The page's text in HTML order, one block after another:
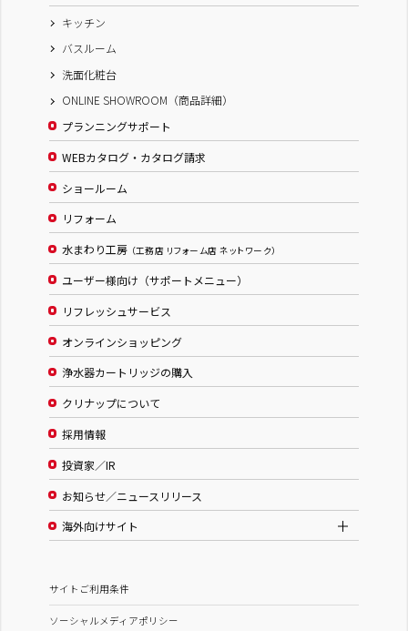
キッチン
バスルーム
洗面化粧台
ONLINE SHOWROOM（商品詳細）
プランニングサポート
WEBカタログ・カタログ請求
ショールーム
リフォーム
水まわり工房 （工務店 リフォーム店 ネットワーク）
ユーザー様向け（サポートメニュー）
リフレッシュサービス
オンラインショッピング
浄水器カートリッジの購入
クリナップについて
採用情報
投資家／IR
お知らせ／ニュースリリース
海外向けサイト
サイトご利用条件
ソーシャルメディアポリシー